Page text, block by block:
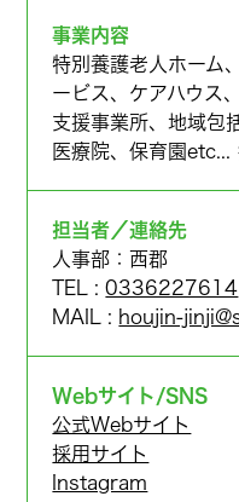
事業内容
特別養護老人ホーム
ービス、ケアハウス
支援事業所、地域包
医療院、保育園etc...
担当者／連絡先
人事部：西郡
TEL :0336227614
MAIL : houjin-
Webサイト/SNS
公式Webサイト
採用サイト
Instagram